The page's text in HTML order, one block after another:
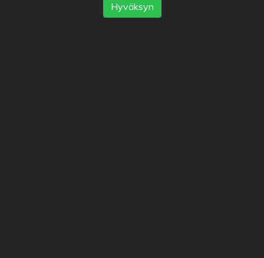
Hyväksyn
00100 Helsinki-Reitti